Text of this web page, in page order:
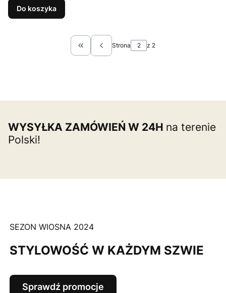
Do koszyka
Wróć do pierwszej strony z produktami
Strona z 2
WYSYŁKA ZAMÓWIEŃ W 24H na terenie
Polski!
SEZON WIOSNA 2024
STYLOWOŚĆ W KAŻDYM SZWIE
Sprawdź promocje